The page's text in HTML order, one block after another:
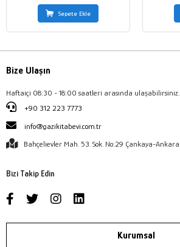
Sepete Ekle
Bize Ulaşın
Haftaiçi 08:30 - 18:00 saatleri arasında ulaşabilirsiniz.
+90 312 223 7773
info@gazikitabevi.com.tr
Bahçelievler Mah. 53. Sok. No:29 Çankaya-Ankara
Bizi Takip Edin
Kurumsal